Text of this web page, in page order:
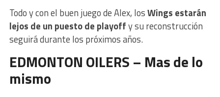
Todo y con el buen juego de Alex, losWings estarán
lejos de un puesto de playoffy su reconstrucción
seguirá durante los próximos años.
EDMONTON OILERS – Mas de lo
mismo